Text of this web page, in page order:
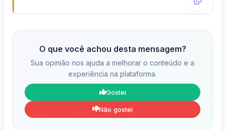
O que você achou desta mensagem?
Sua opinião nos ajuda a melhorar o conteúdo e a
experiência na plataforma.
Gostei
Não gostei